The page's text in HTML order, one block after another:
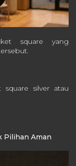
square yang
silver atau
Pilihan Aman